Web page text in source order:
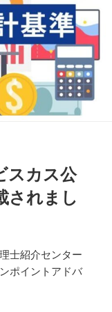
スカス公
されまし
士紹介センター
ポイントアドバ